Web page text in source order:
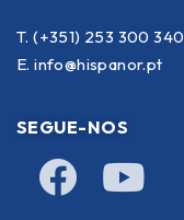
T. (+351) 253 300 340
E. info@hispanor.pt
SEGUE-NOS